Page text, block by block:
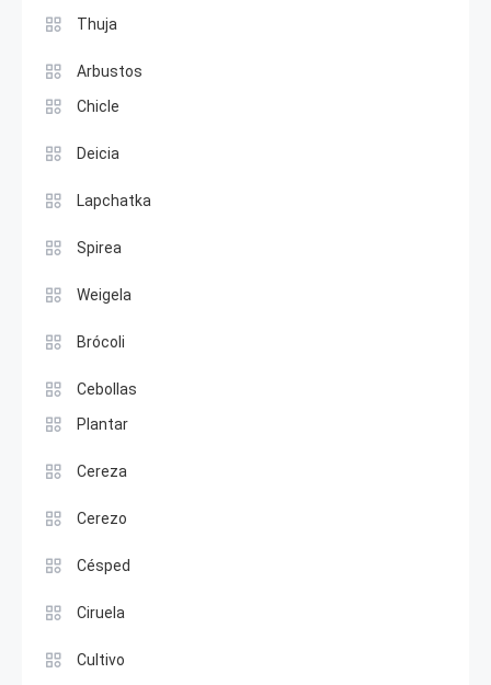
Thuja
Arbustos
Chicle
Deicia
Lapchatka
Spirea
Weigela
Brócoli
Cebollas
Plantar
Cereza
Cerezo
Césped
Ciruela
Cultivo